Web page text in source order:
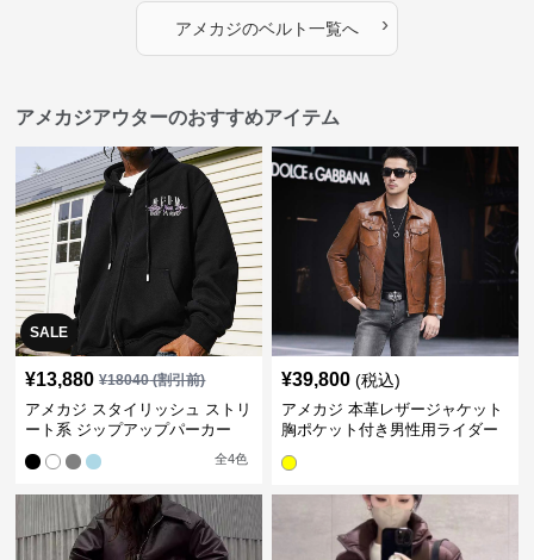
アメカジのベルト一覧へ ›
アメカジアウターのおすすめアイテム
SALE
¥13,880 ¥18040(割引前)
アメカジ スタイリッシュ ストリ
ート系 ジップアップパーカー
全4色
¥39,800 (税込)
アメカジ 本革レザージャケット
胸ポケット付き男性用ライダー